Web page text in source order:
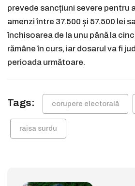
prevede sancțiuni severe pentru
amenzi între 37.500 și 57.500 lei
închisoarea de la unu până la
rămâne în curs, iar dosarul va fi
perioada următoare.
Tags: corupere electorală
raisa surdu